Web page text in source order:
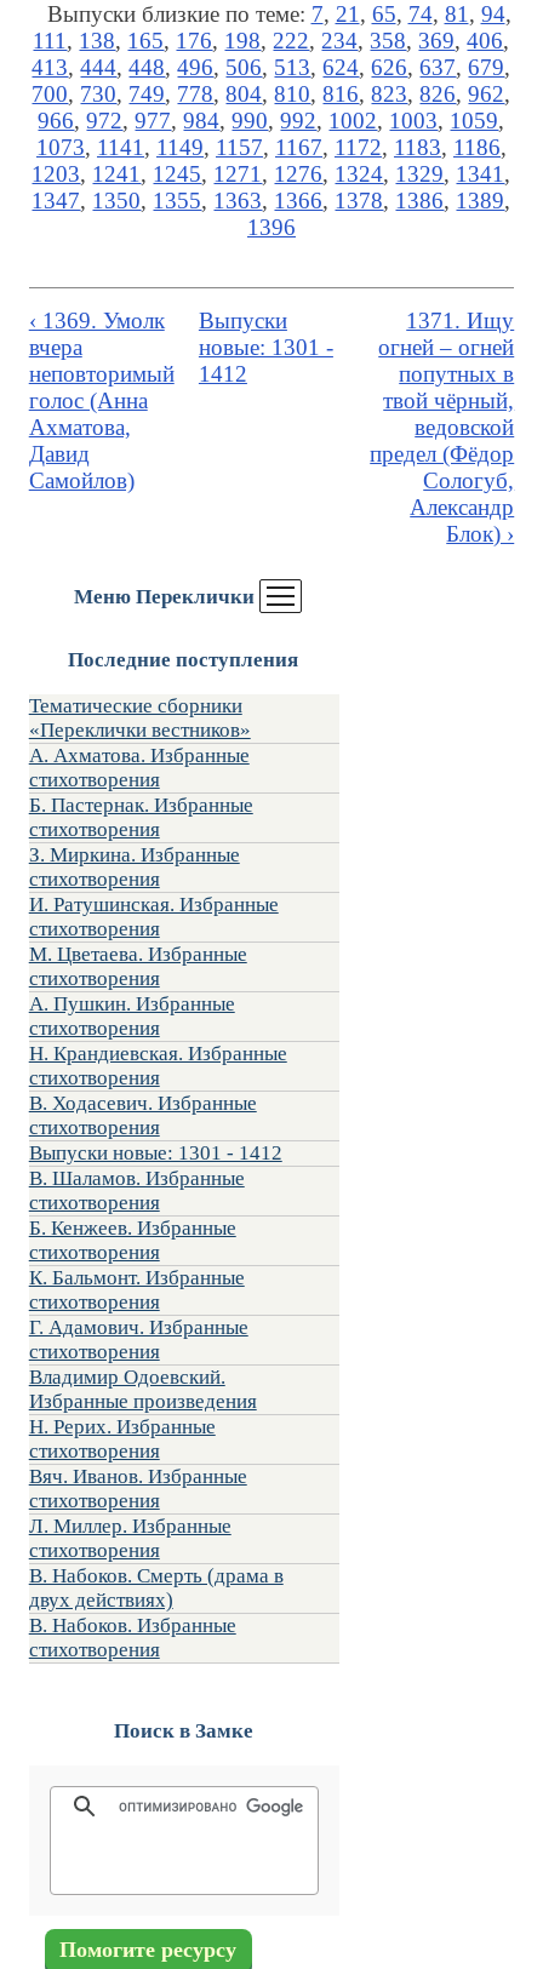
Меню Переклички
Последние поступления
Тематические сборники
«Переклички вестников»
А. Ахматова. Избранные
стихотворения
Б. Пастернак. Избранные
стихотворения
З. Миркина. Избранные
стихотворения
И. Ратушинская. Избранные
стихотворения
М. Цветаева. Избранные
стихотворения
А. Пушкин. Избранные
стихотворения
Н. Крандиевская. Избранные
стихотворения
В. Ходасевич. Избранные
стихотворения
Выпуски новые: 1301 - 1412
В. Шаламов. Избранные
стихотворения
Б. Кенжеев. Избранные
стихотворения
К. Бальмонт. Избранные
стихотворения
Г. Адамович. Избранные
стихотворения
Владимир Одоевский.
Избранные произведения
Н. Рерих. Избранные
стихотворения
Вяч. Иванов. Избранные
стихотворения
Л. Миллер. Избранные
стихотворения
В. Набоков. Смерть (драма в
двух действиях)
В. Набоков. Избранные
стихотворения
Поиск в Замке
Выпуски близкие по теме: 7, 21, 65, 74, 81, 94,
111, 138, 165, 176, 198,222,234, 358, 369,406,
413,444,448,496, 506, 513,624,626,637,679,
700, 730, 749, 778,804,810,816,823,826,962,
966,972,977,984,990,992, 1002, 1003, 1059,
1073, 1141, 1149, 1157, 1167, 1172, 1183, 1186,
1203, 1241, 1245, 1271, 1276, 1324, 1329, 1341,
1347, 1350, 1355, 1363, 1366, 1378, 1386, 1389,
1396
‹ 1369. Умолк
вчера
неповторимый
голос (Анна
Ахматова,
Давид
Самойлов)
Выпуски
новые: 1301 -
1412
1371. Ищу
огней – огней
попутных в
твой чёрный,
ведовской
предел (Фёдор
Сологуб,
Александр
Блок) ›
Помогите ресурсу